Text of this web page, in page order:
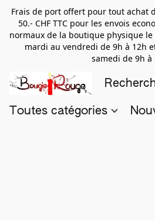
Frais de port offert pour tout achat
50.- CHF TTC pour les envois
normaux de la boutique physique
mardi au vendredi de 9h à 12h
samedi de 9h à
Toutes catégories